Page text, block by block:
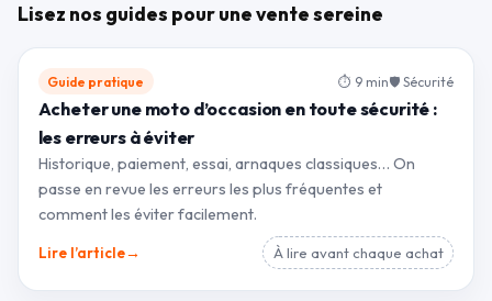
Lisez nos guides pour une vente sereine
Guide pratique ⏱ 9 min🛡 Sécurité
Acheter une moto d’occasion en toute sécurité :
les erreurs à éviter
Historique, paiement, essai, arnaques classiques… On
passe en revue les erreurs les plus fréquentes et
comment les éviter facilement.
Lire l’article→ À lire avant chaque achat